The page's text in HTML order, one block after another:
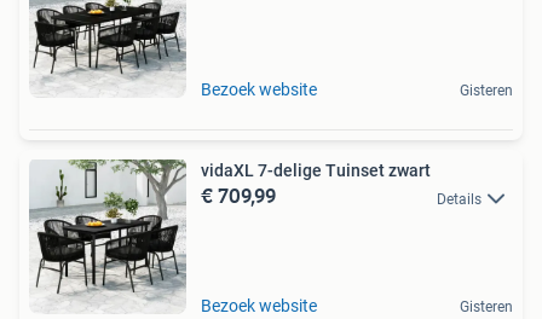
Bezoek website Gisteren
vidaXL 7-delige Tuinset zwart
€ 709,99 Details
Bezoek website Gisteren